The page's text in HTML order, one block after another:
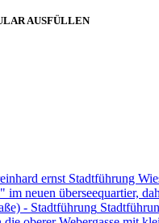
AUSFÜLLEN
Stadtführung